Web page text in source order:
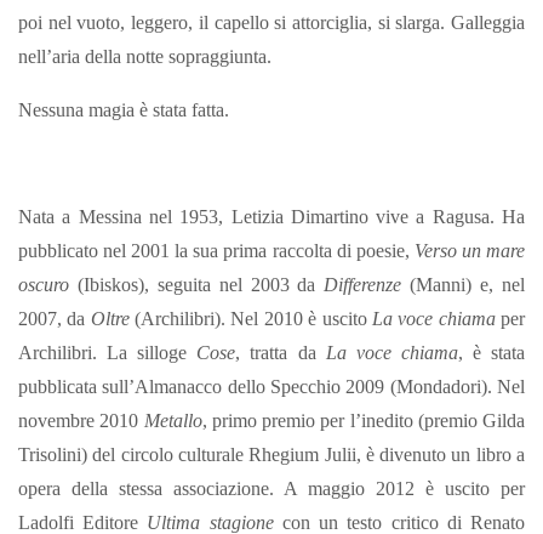
poi nel vuoto, leggero, il capello si attorciglia, si slarga. Galleggia
nell’aria della notte sopraggiunta.
Nessuna magia è stata fatta.
Nata a Messina nel 1953, Letizia Dimartino vive a Ragusa. Ha
pubblicato nel 2001 la sua prima raccolta di poesie, Verso un mare
oscuro (Ibiskos), seguita nel 2003 da Differenze (Manni) e, nel
2007, da Oltre(Archilibri). Nel 2010 è uscito La voce chiamaper
Archilibri. La silloge Cose, tratta da La voce chiama, è stata
pubblicata sull’Almanacco dello Specchio 2009 (Mondadori). Nel
novembre 2010 Metallo, primo premio per l’inedito (premio Gilda
Trisolini) del circolo culturale Rhegium Julii, è divenuto un libro a
opera della stessa associazione. A maggio 2012 è uscito per
Ladolfi Editore Ultima stagionecon un testo critico di Renato